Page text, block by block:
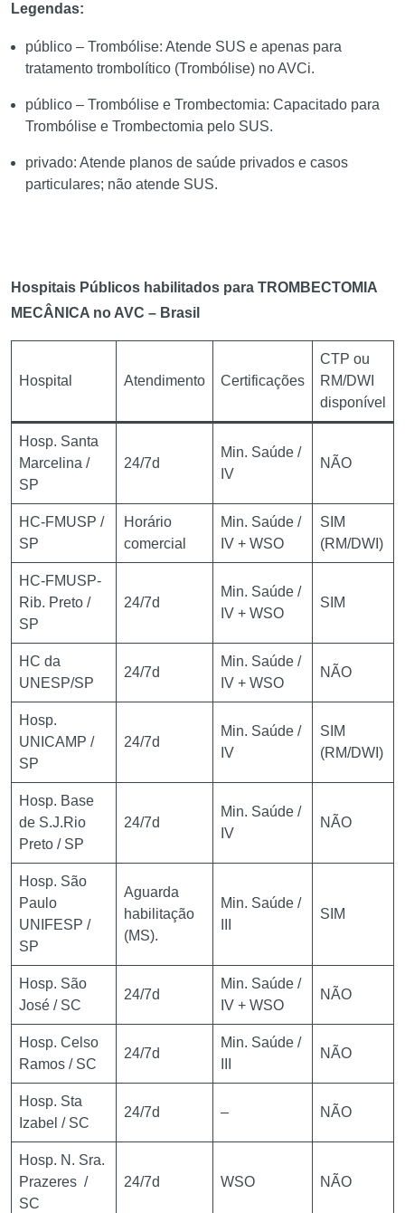
Legendas:
público – Trombólise: Atende SUS e apenas para
tratamento trombolítico (Trombólise) no AVCi.
público – Trombólise e Trombectomia: Capacitado para
Trombólise e Trombectomia pelo SUS.
privado: Atende planos de saúde privados e casos
particulares; não atende SUS.
Hospitais Públicos habilitados para TROMBECTOMIA
MECÂNICA no AVC – Brasil
Hospital Atendimento Certificações
CTP ou
RM/DWI
disponível
Hosp. Santa
Marcelina /
SP
24/7d
Min. Saúde /
IV
NÃO
HC-FMUSP /
SP
Horário
comercial
Min. Saúde /
IV + WSO
SIM
(RM/DWI)
HC-FMUSP-
Rib. Preto /
SP
24/7d
Min. Saúde /
IV + WSO
SIM
HC da
UNESP/SP
24/7d
Min. Saúde /
IV + WSO
NÃO
Hosp.
UNICAMP /
SP
24/7d
Min. Saúde /
IV
SIM
(RM/DWI)
Hosp. Base
de S.J.Rio
Preto / SP
24/7d
Min. Saúde /
IV
NÃO
Hosp. São
Paulo
UNIFESP /
SP
Aguarda
habilitação
(MS).
Min. Saúde /
SIM
Hosp. São
José / SC
24/7d
Min. Saúde /
IV + WSO
NÃO
Hosp. Celso
Ramos / SC
24/7d
Min. Saúde /
NÃO
Hosp. Sta
Izabel / SC
24/7d – NÃO
Hosp. N. Sra.
Prazeres /
SC
24/7d WSO NÃO